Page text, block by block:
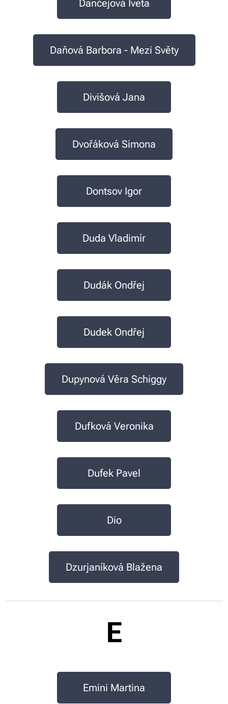
Dančejová Iveta
Daňová Barbora - Mezi Světy
Divišová Jana
Dvořáková Simona
Dontsov Igor
Duda Vladimír
Dudák Ondřej
Dudek Ondřej
Dupynová Věra Schiggy
Dufková Veronika
Dufek Pavel
Dio
Dzurjaníková Blažena
E
Emini Martina